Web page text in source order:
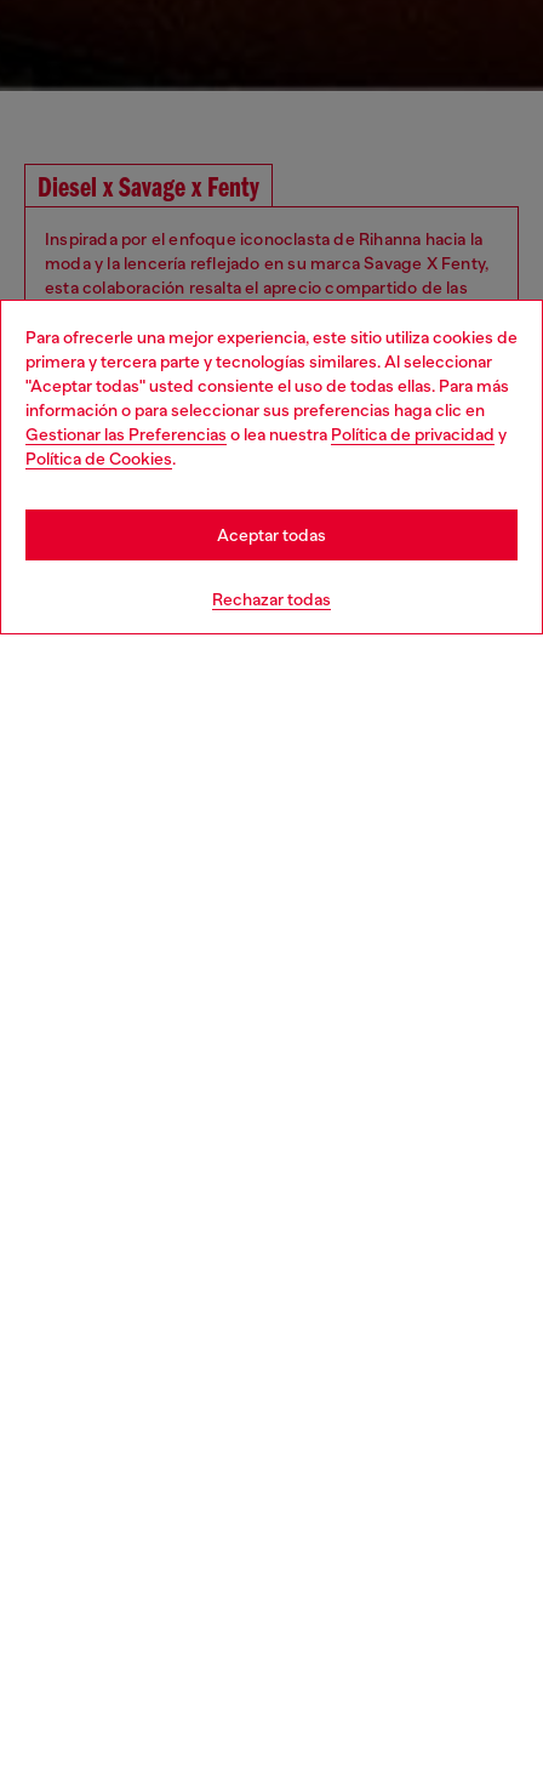
Para ofrecerle una mejor experiencia, este sitio utiliza cookies de
primera y tercera parte y tecnologías similares. Al seleccionar
"Aceptar todas" usted consiente el uso de todas ellas. Para más
información o para seleccionar sus preferencias haga clic en
Gestionar las Preferencias o lea nuestra Política de privacidad y
Política de Cookies.
Rechazar todas
Aceptar todas
Diesel x Savage x Fenty
Inspirada por el enfoque iconoclasta de Rihanna hacia la
moda y la lencería reflejado en su marca Savage X Fenty,
esta colaboración resalta el aprecio compartido de las
Siluetas que van desde bustiers hasta bikinis de tiras
finas, medias altas hasta el muslo, teddies, sujetadores y
braguitas, camisetas y pantalones cortos.
Choose your location
You are currently browsing México website, but it seems you
may be based in United States